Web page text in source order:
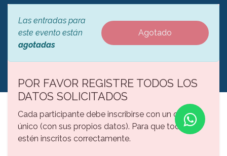
Las entradas para
este evento están
agotadas
Agotado
POR FAVOR REGISTRE TODOS LOS
DATOS SOLICITADOS
Cada participante debe inscribirse con un correo
único (con sus propios datos). Para que todos
estén inscritos correctamente.